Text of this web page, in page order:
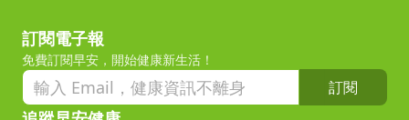
訂閱電子報
免費訂閱早安，開始健康新生活！
訂閱